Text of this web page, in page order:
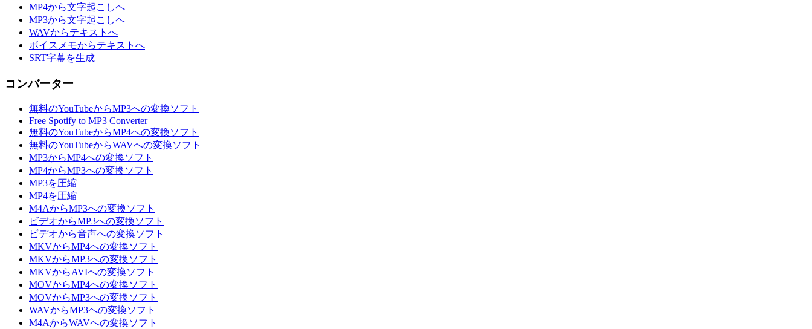
MP4から文字起こしへ
MP3から文字起こしへ
WAVからテキストへ
ボイスメモからテキストへ
SRT字幕を生成
コンバーター
無料のYouTubeからMP3への変換ソフト
Free Spotify to MP3 Converter
無料のYouTubeからMP4への変換ソフト
無料のYouTubeからWAVへの変換ソフト
MP3からMP4への変換ソフト
MP4からMP3への変換ソフト
MP3を圧縮
MP4を圧縮
M4AからMP3への変換ソフト
ビデオからMP3への変換ソフト
ビデオから音声への変換ソフト
MKVからMP4への変換ソフト
MKVからMP3への変換ソフト
MKVからAVIへの変換ソフト
MOVからMP4への変換ソフト
MOVからMP3への変換ソフト
WAVからMP3への変換ソフト
M4AからWAVへの変換ソフト